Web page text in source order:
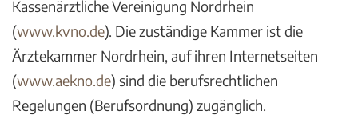
Kassenärztliche Vereinigung Nordrhein
(www.kvno.de). Die zuständige Kammer ist die
Ärztekammer Nordrhein, auf ihren Internetseiten
(www.aekno.de) sind die berufsrechtlichen
Regelungen (Berufsordnung) zugänglich.